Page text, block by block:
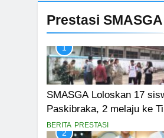
Prestasi SMASGA
1
SMASGA Loloskan 17
Paskibraka, 2 melaju ke
BERITA PRESTASI
2